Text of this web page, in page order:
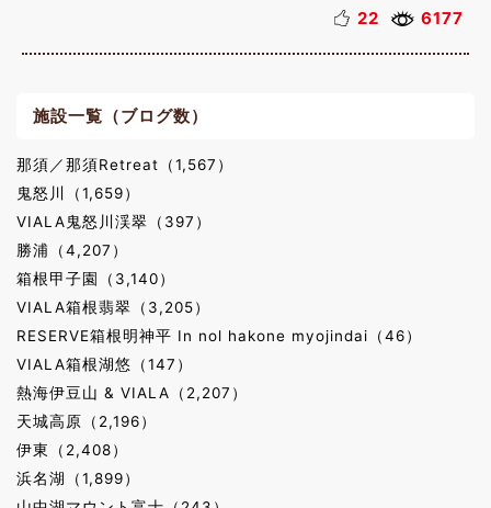
22 6177
施設一覧（ブログ数）
那須／那須Retreat（1,567）
鬼怒川（1,659）
VIALA鬼怒川渓翠（397）
勝浦（4,207）
箱根甲子園（3,140）
VIALA箱根翡翠（3,205）
RESERVE箱根明神平 In nol hakone myojindai（46）
VIALA箱根湖悠（147）
熱海伊豆山 & VIALA（2,207）
天城高原（2,196）
伊東（2,408）
浜名湖（1,899）